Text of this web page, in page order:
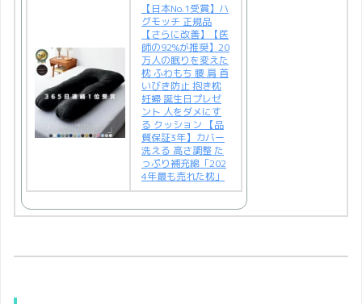
【日本No.1受賞】ハ
グモッチ 正規品
【さらに改善】【医
師の92%が推奨】20
万人の眠りを変えた
枕 ふわもち 腰 肩 首
いびき防止 抱き枕
妊婦 誕生日プレゼ
ント 人をダメにす
る クッション 【品
質保証3年】カバー
洗える 高さ調整 た
っぷり補充綿「202
4年最も売れた枕」